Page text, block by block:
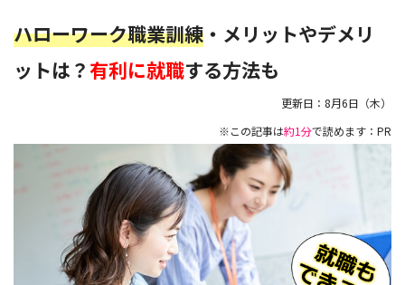
ハローワーク職業訓練 ・メリットやデメリ
ットは？ 有利に就職する方法も
更新日： 8月6日（木）
※この記事は約1分で読めます：PR